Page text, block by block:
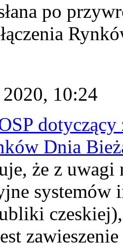
po
10:24
dotyczący
Dnia
że z uwagi
systemów